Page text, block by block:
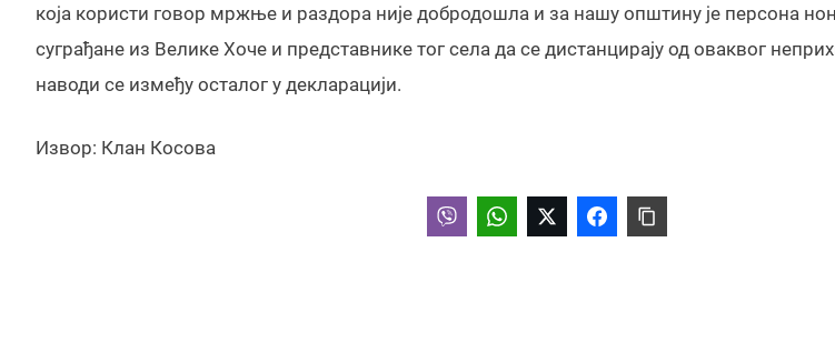
која користи говор мржње и раздора није добродошла и за нашу општину је персона
суграђане из Велике Хоче и представнике тог села да се дистанцирају од оваквог
наводи се између осталог у декларацији.
Извор: Клан Косова